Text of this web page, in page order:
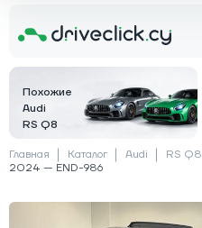
Похожие
Audi
RS Q8
Главная Каталог Audi RS Q8
2024 — END-986